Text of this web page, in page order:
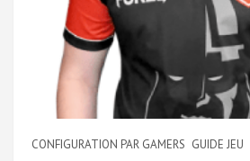
CONFIGURATION PAR GAMERS GUIDE JEU